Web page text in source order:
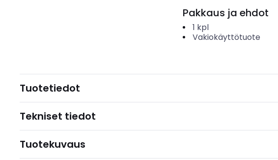
Pakkaus ja ehdot
1 kpl
Vakiokäyttötuote
Tuotetiedot
Tekniset tiedot
Tuotekuvaus